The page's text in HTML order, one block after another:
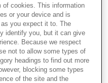
of cookies. This information
or your device and is
you expect it to. The
identify you, but it can give
Because we respect
not to allow some types of
headings to find out more
blocking some types
of the site and the